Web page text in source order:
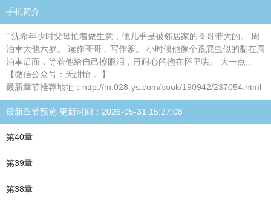
手机简介
" 沈希年少时父母忙着做生意，他几乎是被邻居家的哥哥带大的。 周
泊聿大他六岁。 读作哥哥，写作爹。 小时候他像个跟屁虫似的黏在周
泊聿后面，等着他给自己擦眼泪，再耐心的抱在怀里哄。 大一点..
【微信公众号：夭甜怡 。】
最新章节推荐地址：http://m.028-ys.com/book/190942/237054.html
最新章节预览 更新时间：2026-05-31 15:27:08
第40章
第39章
第38章